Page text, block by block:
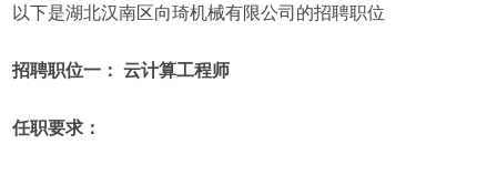
以下是湖北汉南区向琦机械有限公司的招聘职位
招聘职位一： 云计算工程师
任职要求：